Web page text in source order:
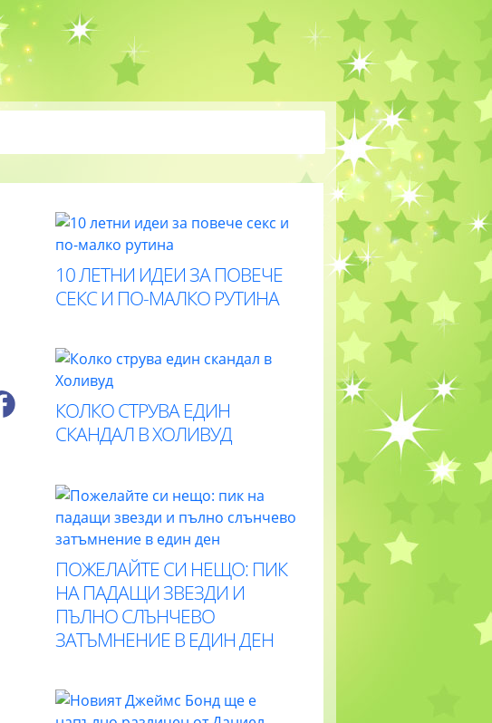
10 ЛЕТНИ ИДЕИ ЗА ПОВЕЧЕ
СЕКС И ПО-МАЛКО РУТИНА
КОЛКО СТРУВА ЕДИН
СКАНДАЛ В ХОЛИВУД
ПОЖЕЛАЙТЕ СИ НЕЩО: ПИК
НА ПАДАЩИ ЗВЕЗДИ И
ПЪЛНО СЛЪНЧЕВО
ЗАТЪМНЕНИЕ В ЕДИН ДЕН